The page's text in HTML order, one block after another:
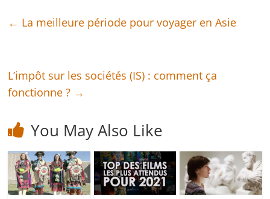
← La meilleure période pour voyager en Asie
L’impôt sur les sociétés (IS) : comment ça
fonctionne ? →
You May Also Like